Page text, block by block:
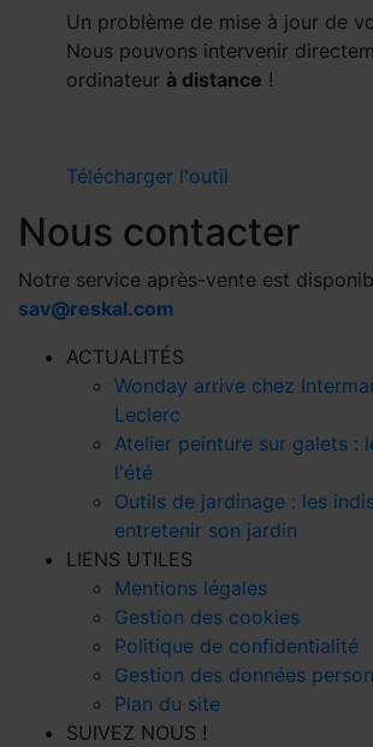
Un problème de mise à jour de
Nous pouvons intervenir
ordinateur à distance !
Télécharger l'outil
Nous contacter
Notre service après-vente est
sav@reskal.com
ACTUALITÉS
Wonday arrive chez
Leclerc
Atelier peinture sur galets :
l'été
Outils de jardinage : les
entretenir son jardin
LIENS UTILES
Mentions légales
Gestion des cookies
Politique de confidentialité
Gestion des données
Plan du site
SUIVEZ NOUS !